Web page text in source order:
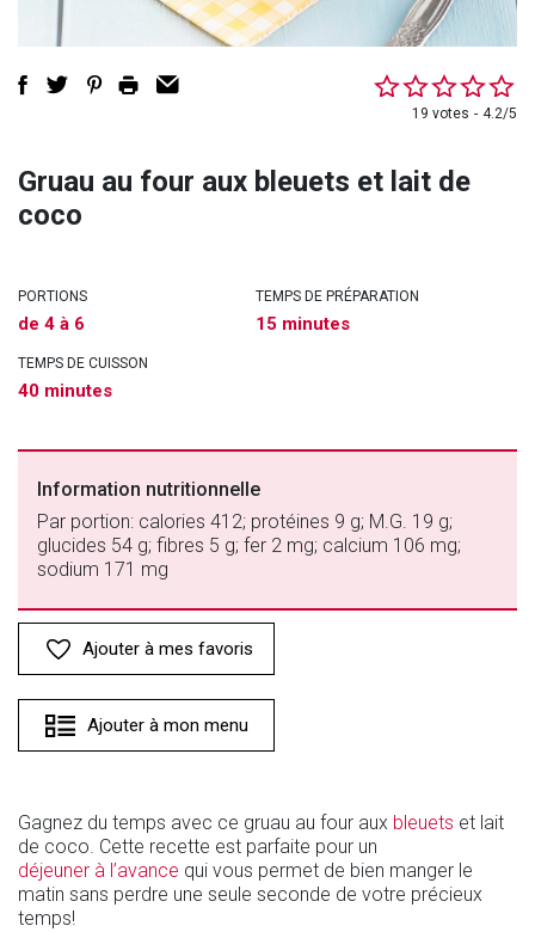
19 votes 4.2/5
Gruau au four aux bleuets et lait de
coco
PORTIONS
de 4 à 6
TEMPS DE PRÉPARATION
15 minutes
TEMPS DE CUISSON
40 minutes
Information nutritionnelle
Par portion: calories 412; protéines 9 g; M.G. 19 g;
glucides 54 g; fibres 5 g; fer 2 mg; calcium 106 mg;
sodium 171 mg
Ajouter à mes favoris
Ajouter à mon menu
Gagnez du temps avec ce gruau au four aux bleuets et lait
de coco. Cette recette est parfaite pour un
déjeuner à l’avance qui vous permet de bien manger le
matin sans perdre une seule seconde de votre précieux
temps!